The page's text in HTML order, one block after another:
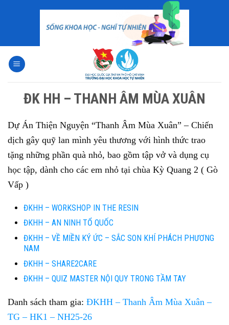
ĐK HH – THANH ÂM MÙA XUÂN
Dự Án Thiện Nguyện “Thanh Âm Mùa Xuân” – Chiến
dịch gây quỹ lan mình yêu thương với hình thức trao
tặng những phần quà nhỏ, bao gồm tập vở và dụng cụ
học tập, dành cho các em nhỏ tại chùa Kỳ Quang 2 ( Gò
Vấp )
ĐKHH – WORKSHOP IN THE RESIN
ĐKHH – AN NINH TỔ QUỐC
ĐKHH – VỀ MIỀN KÝ ỨC – SẮC SON KHÍ PHÁCH PHƯƠNG
NAM
ĐKHH – SHARE2CARE
ĐKHH – QUIZ MASTER NỘI QUY TRONG TẦM TAY
Danh sách tham gia: ĐKHH – Thanh Âm Mùa Xuân –
TG – HK1 – NH25-26